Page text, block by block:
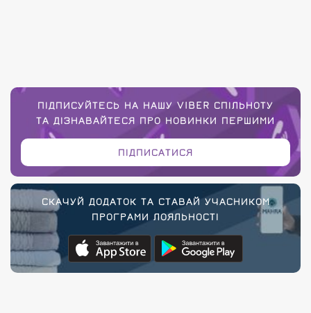
ПІДПИСУЙТЕСЬ НА НАШУ VIBER СПІЛЬНОТУ
ТА ДІЗНАВАЙТЕСЯ ПРО НОВИНКИ ПЕРШИМИ
ПІДПИСАТИСЯ
СКАЧУЙ ДОДАТОК ТА СТАВАЙ УЧАСНИКОМ
ПРОГРАМИ ЛОЯЛЬНОСТІ